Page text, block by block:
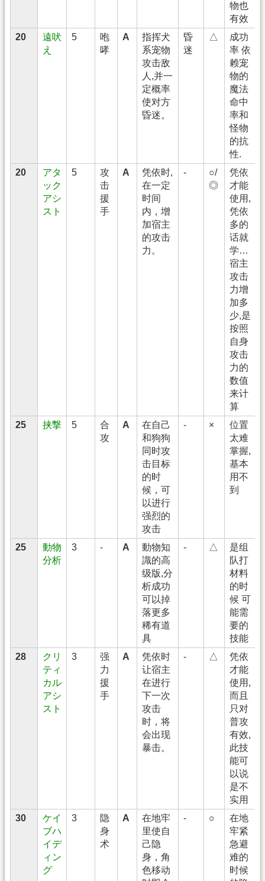
物也
有效
20
遠吠
え
5
咆
哮
A
指挥犬
系宠物
攻击敌
人,并一
定概率
使对方
昏迷。
昏
迷
△
成功
率 依
赖宠
物的
魔法
命中
率和
怪物
的抗
性.
20
アタ
ック
アシ
スト
5
攻
击
援
手
A
凭依时,
在一定
时间
内，增
加宿主
的攻击
力。
-
○/
◎
凭依
才能
使用,
凭依
多的
话就
学…
宿主
攻击
力增
加多
少,是
按照
自身
攻击
力的
数值
来计
算
25
挟撃 5
合
攻
A
在自己
和狗狗
同时攻
击目标
的时
候，可
以进行
强烈的
攻击
- ×
位置
太难
掌握,
基本
用不
到
25
動物
分析
3 - A
動物知
識的高
级版,分
析成功
可以掉
落更多
稀有道
具
- △
是组
队打
材料
的时
候 可
能需
要的
技能
28
クリ
ティ
カル
アシ
スト
3
强
力
援
手
A
凭依时
让宿主
在进行
下一次
攻击
时，将
会出现
暴击。
- △
凭依
才能
使用,
而且
只对
普攻
有效,
此技
能可
以说
是不
实用
30
ケイ
ブハ
イデ
ィン
グ
3
隐
身
术
A
在地牢
里使自
己隐
身，角
色移动
- ○
在地
牢紧
急避
难的
时候